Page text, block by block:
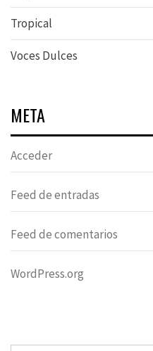
Tropical
Voces Dulces
META
Acceder
Feed de entradas
Feed de comentarios
WordPress.org